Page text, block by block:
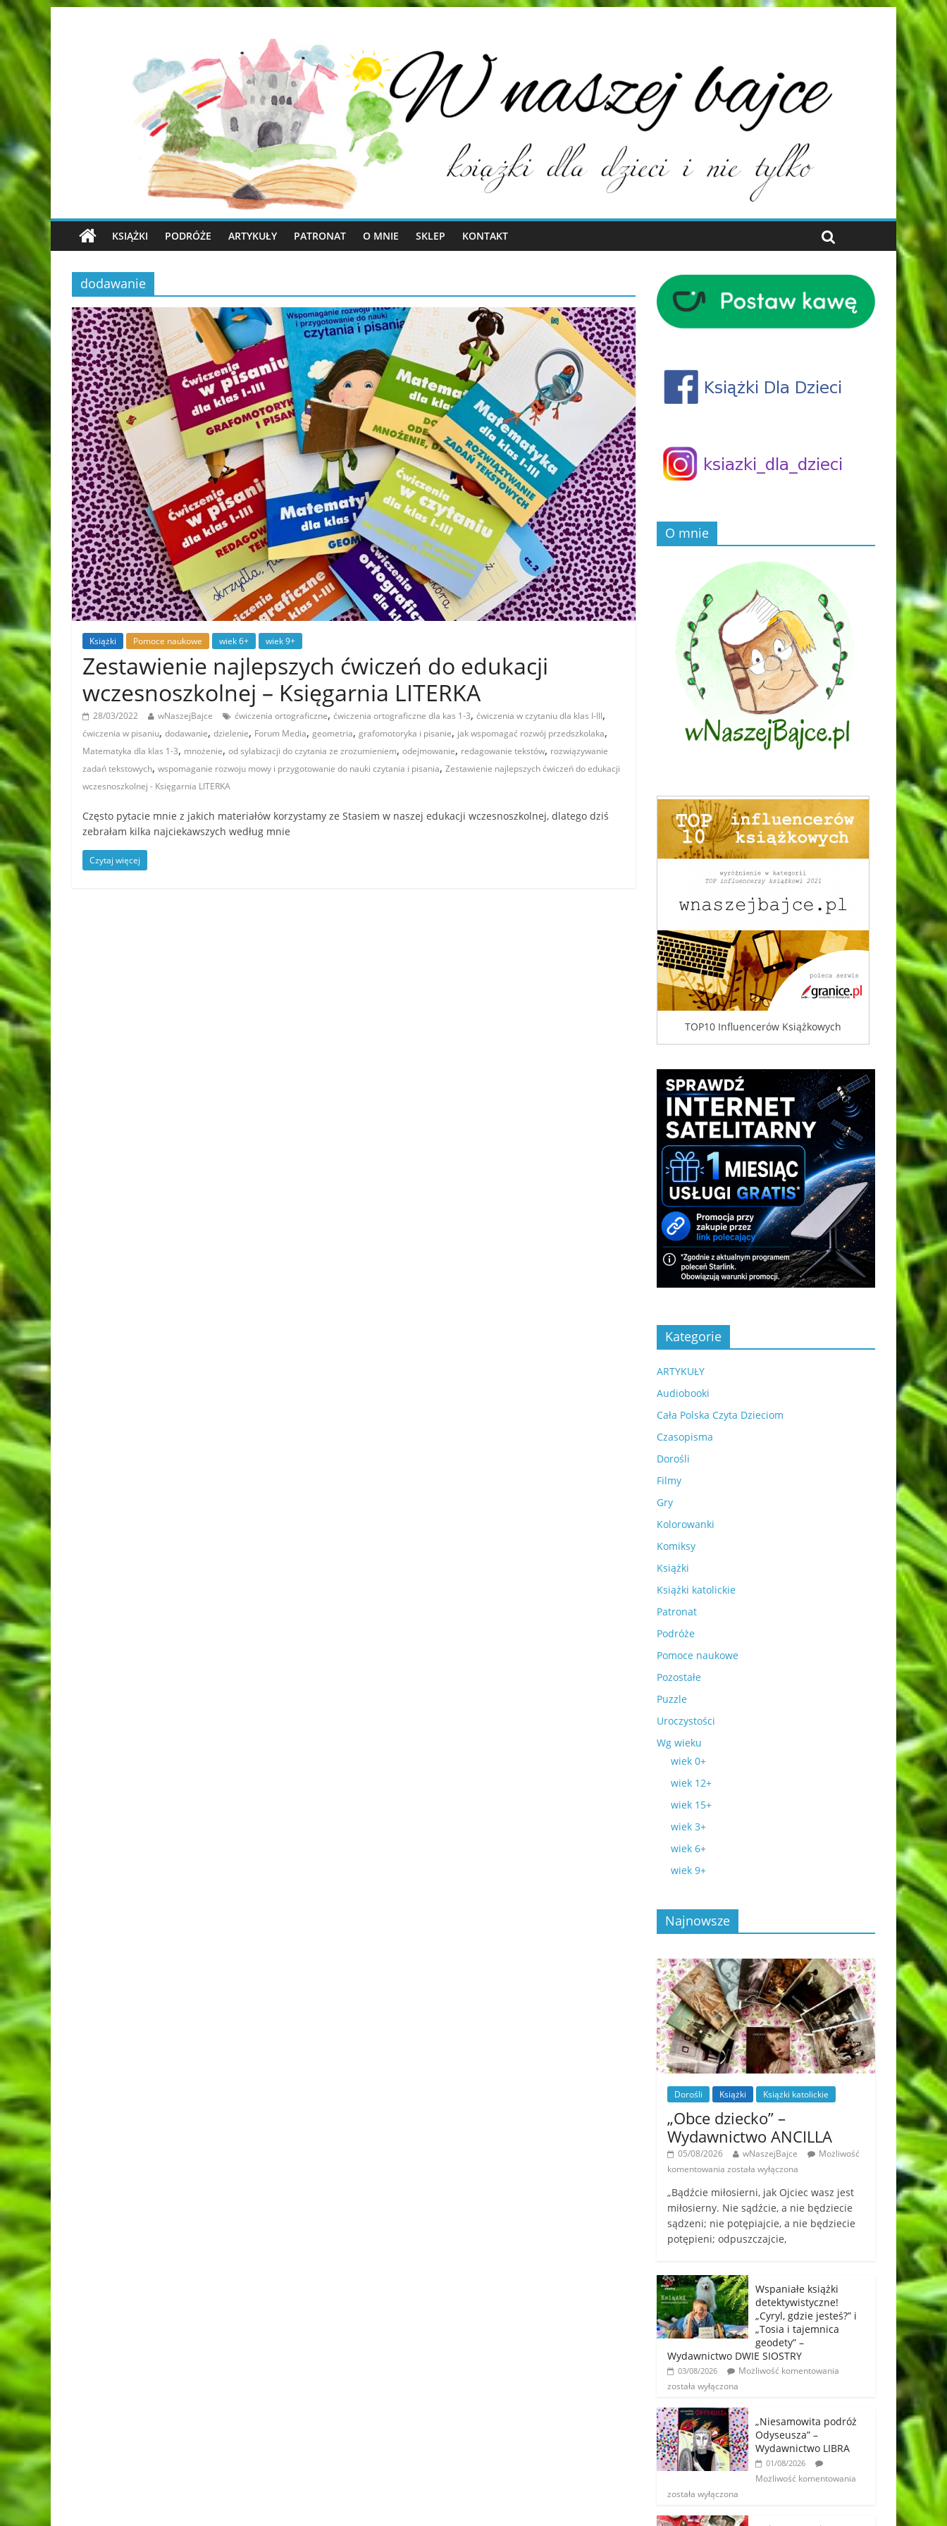
KSIĄŻKI PODRÓŻE ARTYKUŁY PATRONAT O MNIE SKLEP KONTAKT
dodawanie
Książki Pomoce naukowe wiek 6+ wiek 9+
Zestawienie najlepszych ćwiczeń do edukacji
wczesnoszkolnej – Księgarnia LITERKA
28/03/2022 wNaszejBajce ćwiczenia ortograficzne, ćwiczenia ortograficzne dla kas 1-3, ćwiczenia w czytaniu dla klas I-III,
ćwiczenia w pisaniu, dodawanie, dzielenie, Forum Media, geometria, grafomotoryka i pisanie, jak wspomagać rozwój przedszkolaka,
Matematyka dla klas 1-3, mnożenie, od sylabizacji do czytania ze zrozumieniem, odejmowanie, redagowanie tekstów, rozwiązywanie
zadań tekstowych, wspomaganie rozwoju mowy i przygotowanie do nauki czytania i pisania, Zestawienie najlepszych ćwiczeń do edukacji
wczesnoszkolnej - Księgarnia LITERKA
Często pytacie mnie z jakich materiałów korzystamy ze Stasiem w naszej edukacji wczesnoszkolnej, dlatego dziś
zebrałam kilka najciekawszych według mnie
Czytaj więcej
O mnie
TOP10 Influencerów Książkowych
Kategorie
ARTYKUŁY
Audiobooki
Cała Polska Czyta Dzieciom
Czasopisma
Dorośli
Filmy
Gry
Kolorowanki
Komiksy
Książki
Książki katolickie
Patronat
Podróże
Pomoce naukowe
Pozostałe
Puzzle
Uroczystości
Wg wieku
wiek 0+
wiek 12+
wiek 15+
wiek 3+
wiek 6+
wiek 9+
Najnowsze
Dorośli Książki Książki katolickie
„Obce dziecko” –
Wydawnictwo ANCILLA
05/08/2026 wNaszejBajce
Możliwość
komentowania została wyłączona
„Bądźcie miłosierni, jak Ojciec wasz jest
miłosierny. Nie sądźcie, a nie będziecie
sądzeni; nie potępiajcie, a nie będziecie
potępieni; odpuszczajcie,
Wspaniałe książki
detektywistyczne!
„Cyryl, gdzie jesteś?” i
„Tosia i tajemnica
geodety” –
Wydawnictwo DWIE SIOSTRY
03/08/2026
Możliwość komentowania
została wyłączona
„Niesamowita podróż
Odyseusza” –
Wydawnictwo LIBRA
01/08/2026
Możliwość komentowania
została wyłączona